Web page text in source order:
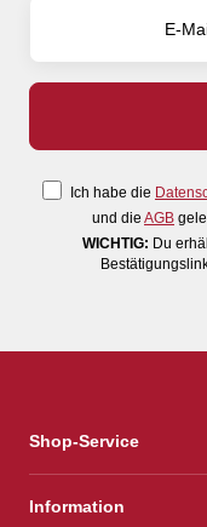
Ich habe die
und die AGB
WICHTIG: Du
Shop-Service
Information